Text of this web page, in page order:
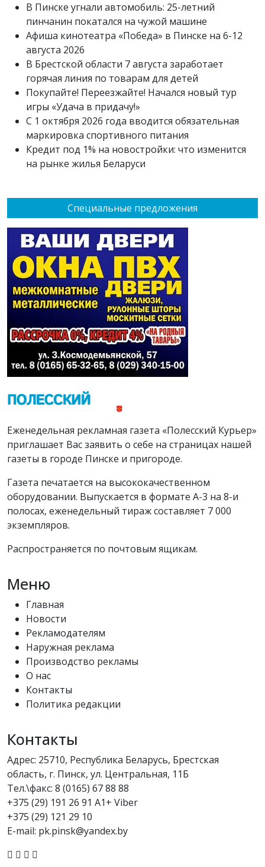
Специальные предложения
В Пинске угнали автомобиль: 25-летний
пинчанин покатался на чужой машине
Афиша кинотеатра «Победа» в Пинске на 6-12
августа 2026
В Брестской области 7 августа заработает
горячая линия по товарам для детей
Покупайте! Переезжайте! Начался новый тур
игры «Удача в придачу!»
С 1 октября 2026 года вводится обязательная
маркировка спортивного питания
Кредит под 1% на новостройки: что изменится
на рынке жилья Беларуси
Еженедельная рекламная газета «Полесский Курьер»
приглашает Вас заявить о себе на страницах нашей
газеты в городе Пинске и пригороде.
Газета печатается на высококачественном
оборудовании. Выпускается в формате А-3 на 8-и
полосах, еженедельный тираж составляет 7 000
экземпляров.
Распространяется по почтовым ящикам.
Меню
Главная
Новости
Рекламодателям
Наружная реклама
Производство рекламы
О нас
Контакты
Политика редакции
Контакты
Адрес: 25710, Республика Беларусь, Брестская
область, г. Пинск, ул. Центральная, 11Б
Тел.\факс: 8 (0165) 67 88 88
+375 (29) 191 26 91 A1+ Viber
+375 (29) 121 29 10
E-mail: pk.pinsk@yandex.by